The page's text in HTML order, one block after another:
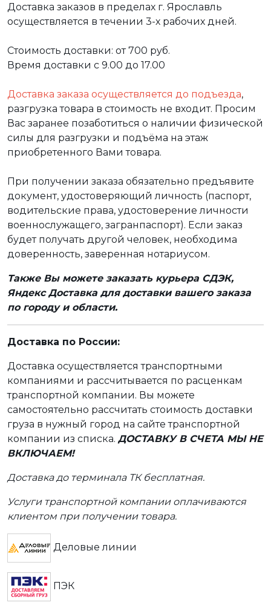
Доставка заказов в пределах г. Ярославль
осуществляется в течении 3-х рабочих дней.
Стоимость доставки: от 700 руб.
Время доставки с 9.00 до 17.00
Доставка заказа осуществляется до подъезда,
разгрузка товара в стоимость не входит. Просим
Вас заранее позаботиться о наличии физической
силы для разгрузки и подъёма на этаж
приобретенного Вами товара.
При получении заказа обязательно предъявите
документ, удостоверяющий личность (паспорт,
водительские права, удостоверение личности
военнослужащего, загранпаспорт). Если заказ
будет получать другой человек, необходима
доверенность, заверенная нотариусом.
Также Вы можете заказать курьера СДЭК,
Яндекс Доставка для доставки вашего заказа
по городу и области.
Доставка по России:
Доставка осуществляется транспортными
компаниями и рассчитывается по расценкам
транспортной компании. Вы можете
самостоятельно рассчитать стоимость доставки
груза в нужный город на сайте транспортной
компании из списка. ДОСТАВКУ В СЧЕТА МЫ НЕ
ВКЛЮЧАЕМ!
Доставка до терминала ТК бесплатная.
Услуги транспортной компании оплачиваются
клиентом при получении товара.
Деловые линии
ПЭК